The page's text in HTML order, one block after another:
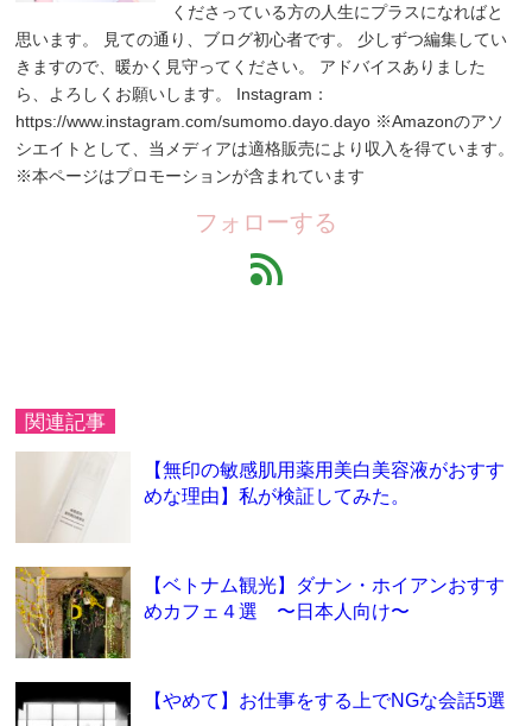
くださっている方の人生にプラスになればと
思います。 見ての通り、ブログ初心者です。 少しずつ編集してい
きますので、暖かく見守ってください。 アドバイスありました
ら、よろしくお願いします。 Instagram：
https://www.instagram.com/sumomo.dayo.dayo ※Amazonのアソ
シエイトとして、当メディアは適格販売により収入を得ています。
※本ページはプロモーションが含まれています
フォローする
feed
関連記事
【無印の敏感肌用薬用美白美容液がおすす
めな理由】私が検証してみた。
【ベトナム観光】ダナン・ホイアンおすす
めカフェ４選 〜日本人向け〜
【やめて】お仕事をする上でNGな会話5選